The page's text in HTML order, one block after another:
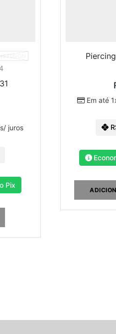
FUSION
s/ juros
Pix
Em até